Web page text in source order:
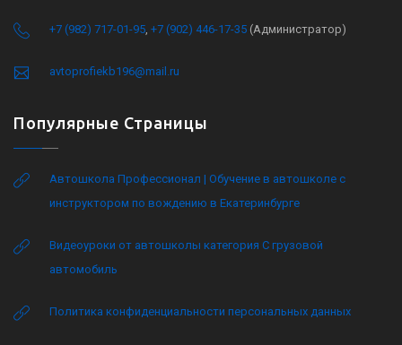
+7 (982) 717-01-95 +7 (902) 446-17-35 (Администратор)
avtoprofiekb196@mail.ru
Популярные Страницы
Автошкола Профессионал | Обучение в автошколе с
инструктором по вождению в Екатеринбурге
Видеоуроки от автошколы категория C грузовой
автомобиль
Политика конфиденциальности персональных данных